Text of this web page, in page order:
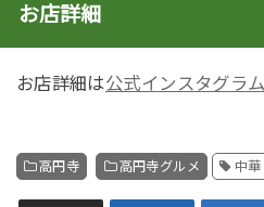
お店詳細
お店詳細は公式インスタグラム
高円寺 高円寺グルメ 中